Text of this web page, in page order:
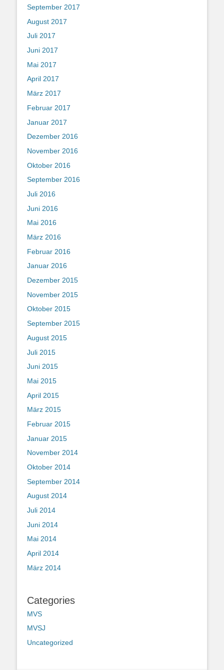
September 2017
August 2017
Juli 2017
Juni 2017
Mai 2017
April 2017
März 2017
Februar 2017
Januar 2017
Dezember 2016
November 2016
Oktober 2016
September 2016
Juli 2016
Juni 2016
Mai 2016
März 2016
Februar 2016
Januar 2016
Dezember 2015
November 2015
Oktober 2015
September 2015
August 2015
Juli 2015
Juni 2015
Mai 2015
April 2015
März 2015
Februar 2015
Januar 2015
November 2014
Oktober 2014
September 2014
August 2014
Juli 2014
Juni 2014
Mai 2014
April 2014
März 2014
Categories
MVS
MVSJ
Uncategorized